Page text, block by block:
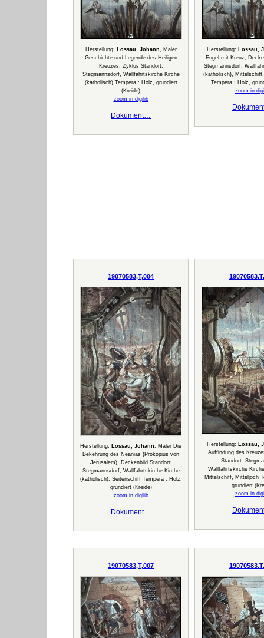
Herstellung: Lossau, Johann, Maler
Geschichte und Legende des Heiligen
Kreuzes, Zyklus Standort:
Stegmannsdorf, Wallfahrtskirche Kirche
(katholisch) Tempera : Holz, grundiert
(Kreide)
zoom in digilib
Dokument…
Herstellung: Lossau,
Engel mit Kreuz,
Stegmannsdorf,
(katholisch),
Tempera : Holz,
zoom in
19070583,T,004
Herstellung: Lossau, Johann, Maler Die
Bekehrung des Neanias (Prokopius von
Jerusalem), Deckenbild Standort:
Stegmannsdorf, Wallfahrtskirche Kirche
(katholisch), Seitenschiff Tempera : Holz,
grundiert (Kreide)
zoom in digilib
Dokument…
Herstellung: Lossau,
Auffindung des
Standort:
Wallfahrtskirche
Mittelschiff, Mitteljoch
grundiert
zoom in
19070583,T,007